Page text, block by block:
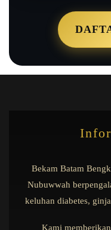
Bekam Batam
Nubuwwah
keluhan diabetes,
Kami